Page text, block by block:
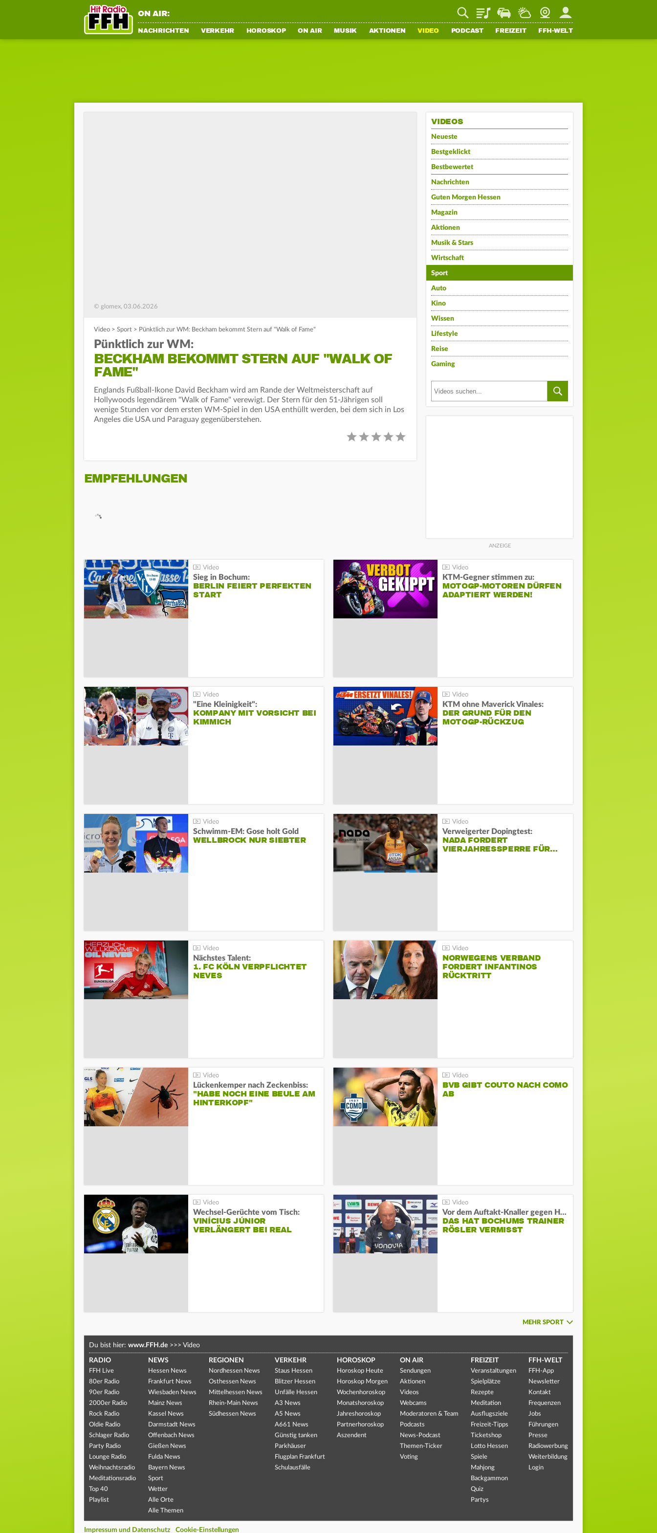
ON AIR: PlaylistStaupilotWetterWebcamMein FFH
NACHRICHTEN VERKEHR HOROSKOP ON AIR MUSIK AKTIONEN VIDEO PODCAST FREIZEIT FFH-WELT
© glomex, 03.06.2026
Video > Sport > Pünktlich zur WM: Beckham bekommt Stern auf "Walk of Fame"
Pünktlich zur WM:
BECKHAM BEKOMMT STERN AUF "WALK OF
FAME"
Englands Fußball-Ikone David Beckham wird am Rande der Weltmeisterschaft auf
Hollywoods legendärem "Walk of Fame" verewigt. Der Stern für den 51-Jährigen soll
wenige Stunden vor dem ersten WM-Spiel in den USA enthüllt werden, bei dem sich in Los
Angeles die USA und Paraguay gegenüberstehen.
EMPFEHLUNGEN
VIDEOS
Neueste
Bestgeklickt
Bestbewertet
Nachrichten
Guten Morgen Hessen
Magazin
Aktionen
Musik & Stars
Wirtschaft
Sport
Auto
Kino
Wissen
Lifestyle
Reise
Gaming
Sieg in Bochum:
BERLIN FEIERT PERFEKTEN
START
KTM-Gegner stimmen zu:
MOTOGP-MOTOREN DÜRFEN
ADAPTIERT WERDEN!
"Eine Kleinigkeit":
KOMPANY MIT VORSICHT BEI
KIMMICH
KTM ohne Maverick Vinales:
DER GRUND FÜR DEN
MOTOGP-RÜCKZUG
Schwimm-EM: Gose holt Gold
WELLBROCK NUR SIEBTER
Verweigerter Dopingtest:
NADA FORDERT
VIERJAHRESSPERRE FÜR…
Nächstes Talent:
1. FC KÖLN VERPFLICHTET
NEVES
NORWEGENS VERBAND
FORDERT INFANTINOS
RÜCKTRITT
Lückenkemper nach Zeckenbiss:
"HABE NOCH EINE BEULE AM
HINTERKOPF"
BVB GIBT COUTO NACH COMO
AB
Wechsel-Gerüchte vom Tisch:
VINÍCIUS JÚNIOR
VERLÄNGERT BEI REAL
Vor dem Auftakt-Knaller gegen Hertha:
DAS HAT BOCHUMS TRAINER
RÖSLER VERMISST
MEHR SPORT
Du bist hier: www.FFH.de >>> Video
RADIO
FFH Live
80er Radio
90er Radio
2000er Radio
Rock Radio
Oldie Radio
Schlager Radio
Party Radio
Lounge Radio
Weihnachtsradio
Meditationsradio
Top 40
Playlist
NEWS
Hessen News
Frankfurt News
Wiesbaden News
Mainz News
Kassel News
Darmstadt News
Offenbach News
Gießen News
Fulda News
Bayern News
Sport
Wetter
Alle Orte
Alle Themen
REGIONEN
Nordhessen News
Osthessen News
Mittelhessen News
Rhein-Main News
Südhessen News
VERKEHR
Staus Hessen
Blitzer Hessen
Unfälle Hessen
A3 News
A5 News
A661 News
Günstig tanken
Parkhäuser
Flugplan Frankfurt
Schulausfälle
HOROSKOP
Horoskop Heute
Horoskop Morgen
Wochenhoroskop
Monatshoroskop
Jahreshoroskop
Partnerhoroskop
Aszendent
ON AIR
Sendungen
Aktionen
Videos
Webcams
Moderatoren & Team
Podcasts
News-Podcast
Themen-Ticker
Voting
FREIZEIT
Veranstaltungen
Spielplätze
Rezepte
Meditation
Ausflugsziele
Freizeit-Tipps
Ticketshop
Lotto Hessen
Spiele
Mahjong
Backgammon
Quiz
Partys
FFH-WELT
FFH-App
Newsletter
Kontakt
Frequenzen
Jobs
Führungen
Presse
Radiowerbung
Weiterbildung
Login
Impressum und Datenschutz Cookie-Einstellungen